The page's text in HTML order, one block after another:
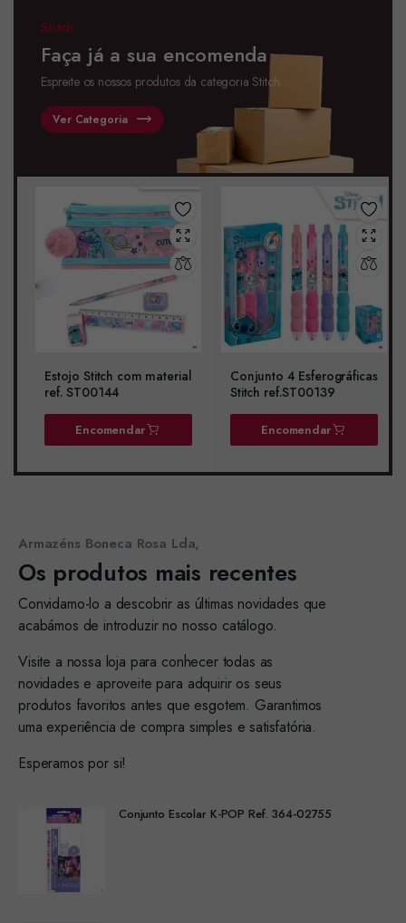
Stitch
Faça já a sua encomenda
Espreite os nossos produtos da categoria Stitch...
Ver Categoria
Estojo Stitch com material
ref. ST00144
Encomendar
Conjunto 4 Esferográficas
Stitch ref.ST00139
Encomendar
Armazéns Boneca Rosa Lda,
Os produtos mais recentes
Convidamo-lo a descobrir as últimas novidades que
acabámos de introduzir no nosso catálogo.
Visite a nossa loja para conhecer todas as
novidades e aproveite para adquirir os seus
produtos favoritos antes que esgotem. Garantimos
uma experiência de compra simples e satisfatória.
Esperamos por si!
Conjunto Escolar K-POP Ref. 364-02755